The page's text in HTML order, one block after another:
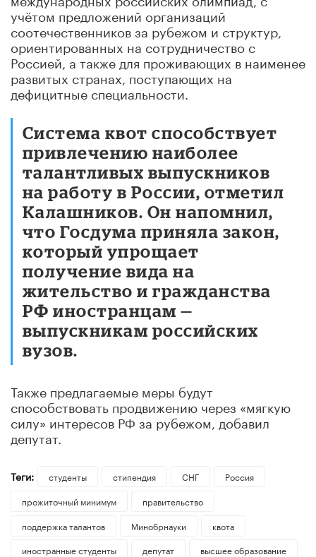
учётом предложений организаций
соотечественников за рубежом и структур,
ориентированных на сотрудничество с
Россией, а также для проживающих в наименее
развитых странах, поступающих на
дефицитные специальности.
Система квот способствует
привлечению наиболее
талантливых выпускников
на работу в России, отметил
Калашников. Он напомнил,
что Госдума приняла закон,
который упрощает
получение вида на
жительство и гражданства
РФ иностранцам —
выпускникам российских
вузов.
Также предлагаемые меры будут
способствовать продвижению через «мягкую
силу» интересов РФ за рубежом, добавил
депутат.
Теги: студенты стипендия СНГ
Россия
прожиточный минимум
правительство
поддержка талантов
Минобрнауки
квота
иностранные студенты
депутат высшее образование